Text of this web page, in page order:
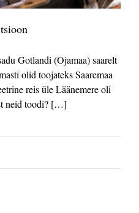
Gotlandi (Ojamaa) saarelt
olid toojateks Saaremaa
reis üle Läänemere oli
neid toodi? […]